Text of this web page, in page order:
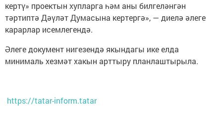
кертү» проектын хупларга һәм аны билгеләнгән
тәртиптә Дәүләт Думасына кертергә», — диелә әлеге
карарлар исемлегендә.
Әлеге документ нигезендә якындагы ике елда
минималь хезмәт хакын арттыру планлаштырыла.
https://tatar-inform.tatar